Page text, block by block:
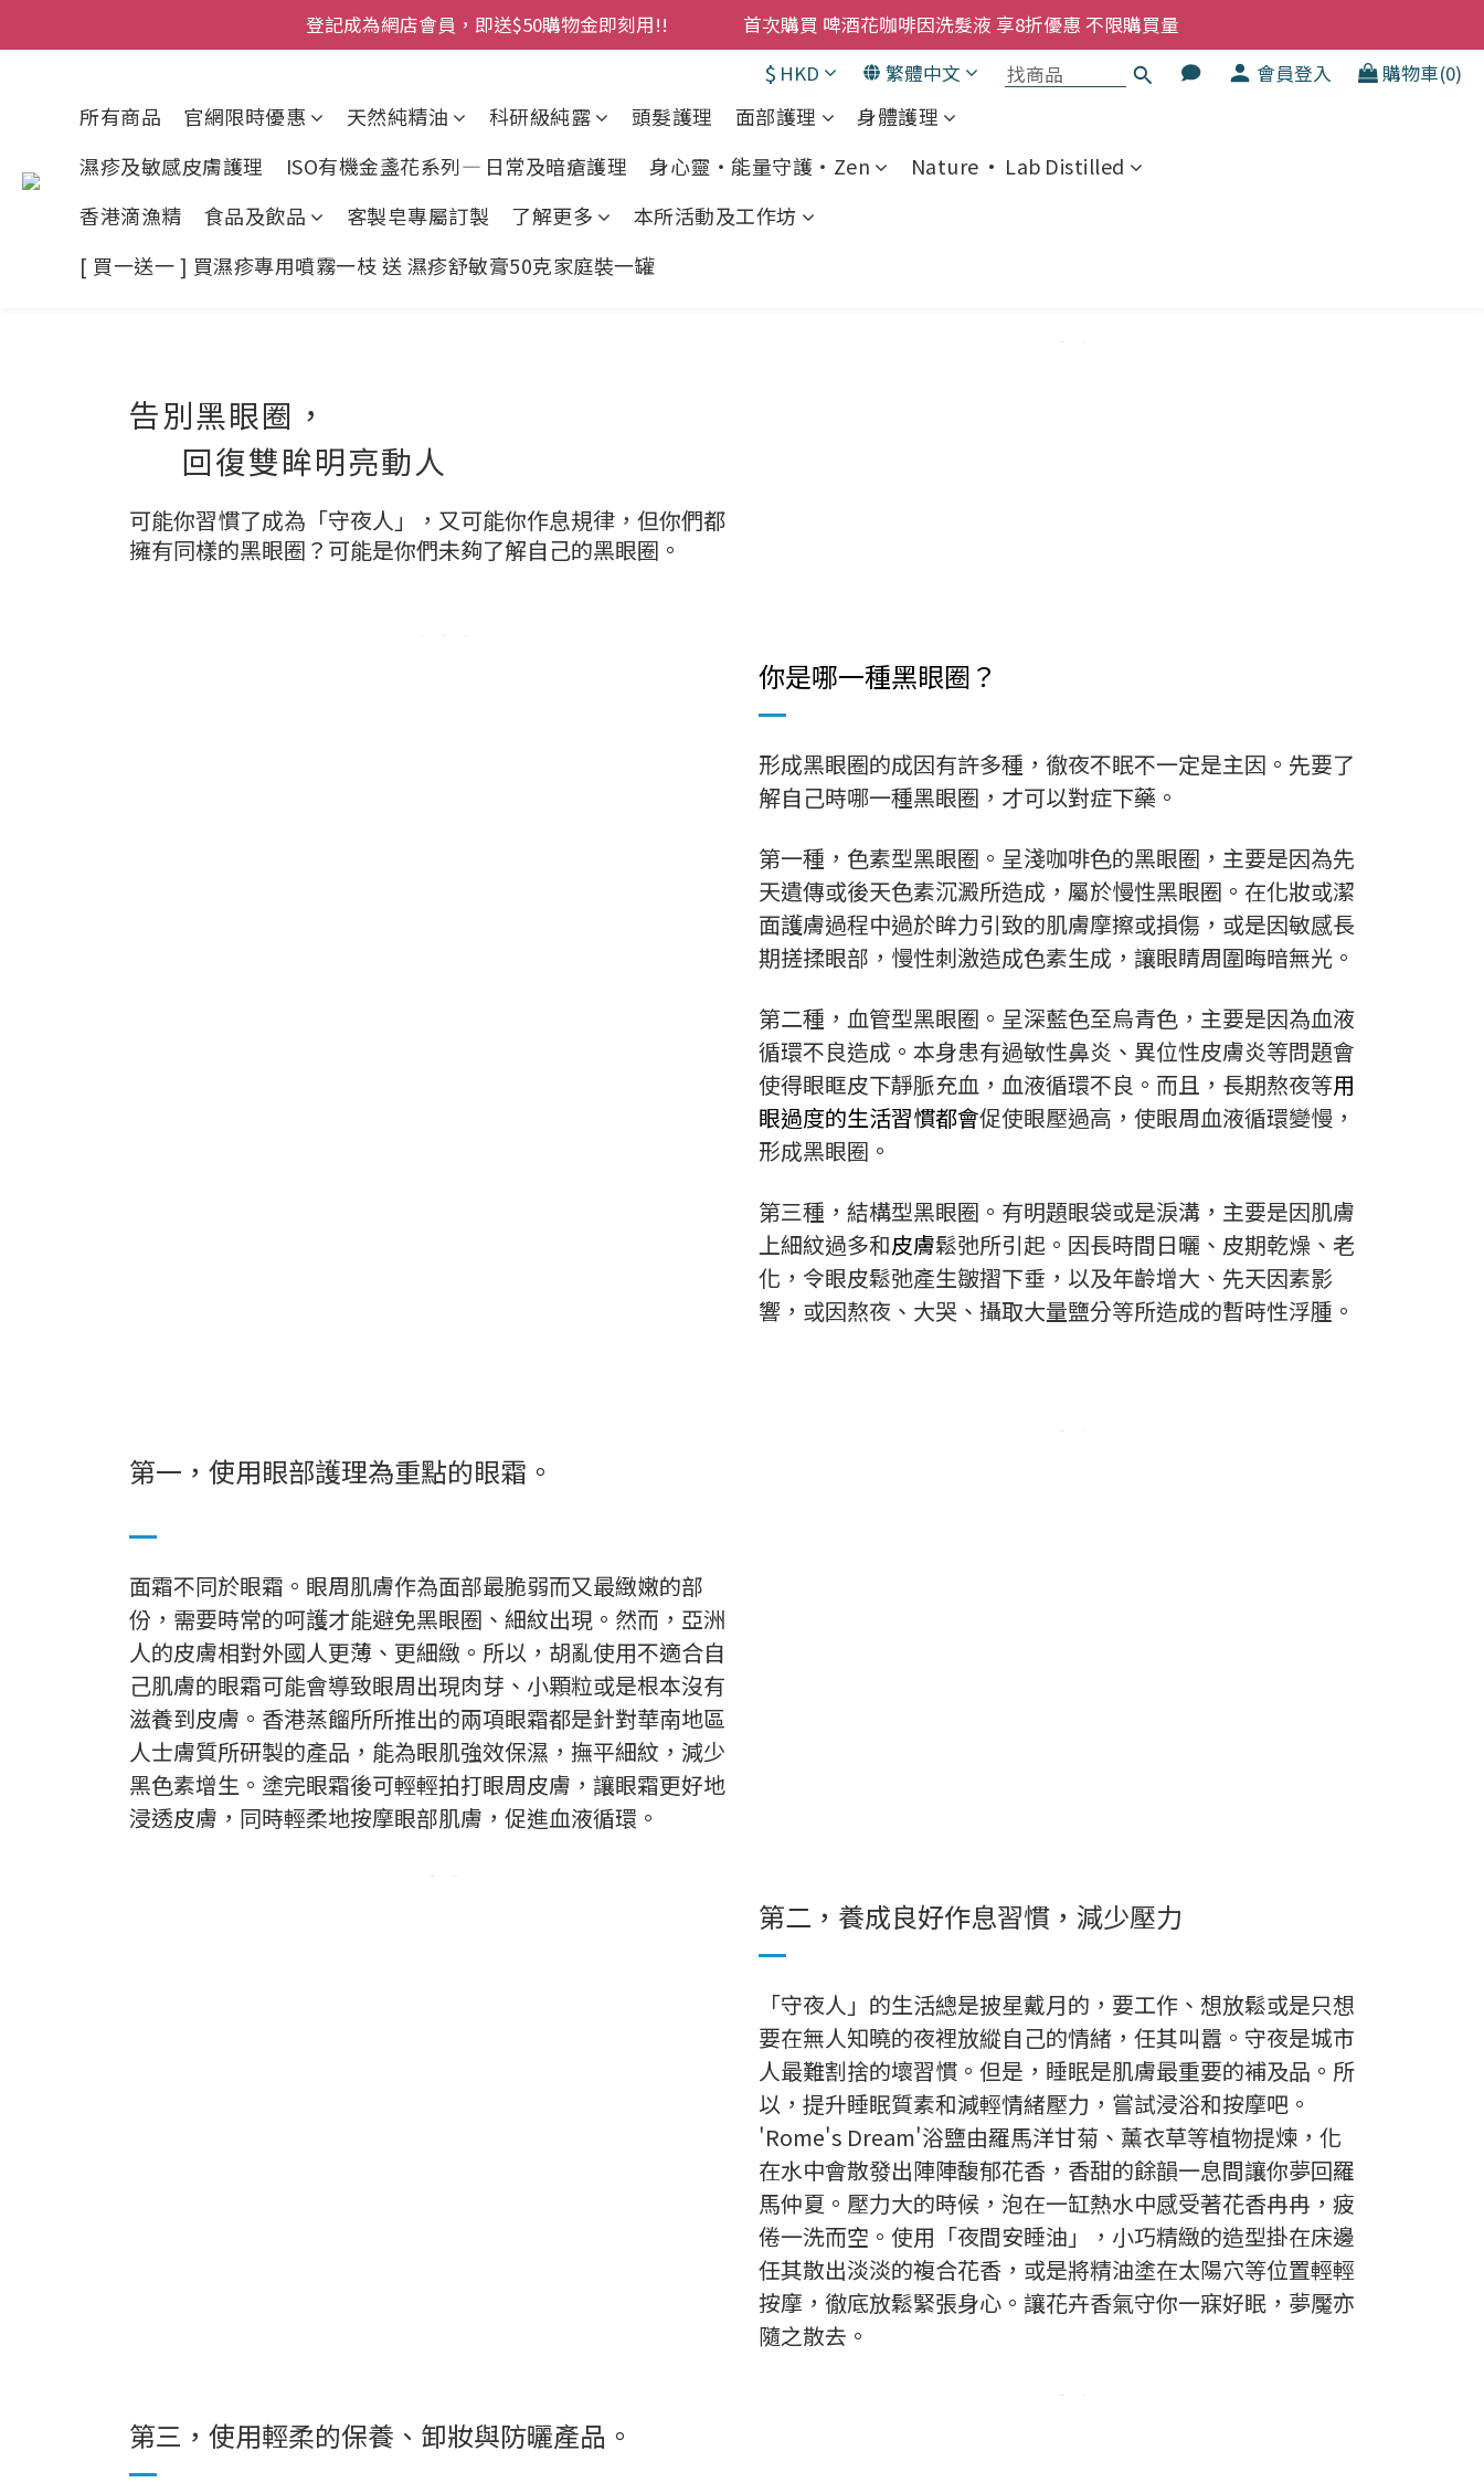
登記成為網店會員，即送$50購物金即刻用!!                 首次購買 啤酒花咖啡因洗髮液 享8折優惠 不限購買量
網店會員一年內累積消費 $4500 即刻變身 VIP 全年正價貨 85 折，幫朋友買大家一齊抵 !!
今期優惠!! 濕疹救星 濕疹專用噴霧 買一枝送一件 50克裝 濕疹舒敏膏   幼兒適用
登記成為網店會員，即送$50購物金即刻用!!                 首次購買 啤酒花咖啡因洗髮液 享8折優惠 不限購買量
$ HKD 繁體中文 會員登入 購物車(0)
所有商品 官網限時優惠 天然純精油 科研級純露 頭髮護理 面部護理
身體護理
濕疹及敏感皮膚護理
ISO有機金盞花系列— 日常及暗瘡護理 身心靈・能量守護・Zen
Nature • Lab Distilled
香港滴漁精
食品及飲品 客製皂專屬訂製 了解更多
本所活動及工作坊
[ 買一送一 ] 買濕疹專用噴霧一枝 送 濕疹舒敏膏50克家庭裝一罐
告別黑眼圈，
回復雙眸明亮動人
可能你習慣了成為「守夜人」，又可能你作息規律，但你們都
擁有同樣的黑眼圈？可能是你們未夠了解自己的黑眼圈。
你是哪一種黑眼圈？
形成黑眼圈的成因有許多種，徹夜不眠不一定是主因。先要了
解自己時哪一種黑眼圈，才可以對症下藥。
第一種，色素型黑眼圈。呈淺咖啡色的黑眼圈，主要是因為先
天遺傳或後天色素沉澱所造成，屬於慢性黑眼圈。在化妝或潔
面護膚過程中過於眸力引致的肌膚摩擦或損傷，或是因敏感長
期搓揉眼部，慢性刺激造成色素生成，讓眼睛周圍晦暗無光。
第二種，血管型黑眼圈。呈深藍色至烏青色，主要是因為血液
循環不良造成。本身患有過敏性鼻炎、異位性皮膚炎等問題會
使得眼眶皮下靜脈充血，血液循環不良。而且，長期熬夜等用
眼過度的生活習慣都會促使眼壓過高，使眼周血液循環變慢，
形成黑眼圈。
第三種，結構型黑眼圈。有明題眼袋或是淚溝，主要是因肌膚
上細紋過多和皮膚鬆弛所引起。因長時間日曬、皮期乾燥、老
化，令眼皮鬆弛產生皺摺下垂，以及年齡增大、先天因素影
響，或因熬夜、大哭、攝取大量鹽分等所造成的暫時性浮腫。
第一，使用眼部護理為重點的眼霜。
面霜不同於眼霜。眼周肌膚作為面部最脆弱而又最緻嫩的部
份，需要時常的呵護才能避免黑眼圈、細紋出現。然而，亞洲
人的皮膚相對外國人更薄、更細緻。所以，胡亂使用不適合自
己肌膚的眼霜可能會導致眼周出現肉芽、小顆粒或是根本沒有
滋養到皮膚。香港蒸餾所所推出的兩項眼霜都是針對華南地區
人士膚質所研製的產品，能為眼肌強效保濕，撫平細紋，減少
黑色素增生。塗完眼霜後可輕輕拍打眼周皮膚，讓眼霜更好地
浸透皮膚，同時輕柔地按摩眼部肌膚，促進血液循環。
第二，養成良好作息習慣，減少壓力
「守夜人」的生活總是披星戴月的，要工作、想放鬆或是只想
要在無人知曉的夜裡放縱自己的情緒，任其叫囂。守夜是城市
人最難割捨的壞習慣。但是，睡眠是肌膚最重要的補及品。所
以，提升睡眠質素和減輕情緒壓力，嘗試浸浴和按摩吧。
'Rome's Dream'浴鹽由羅馬洋甘菊、薰衣草等植物提煉，化
在水中會散發出陣陣馥郁花香，香甜的餘韻一息間讓你夢回羅
馬仲夏。壓力大的時候，泡在一缸熱水中感受著花香冉冉，疲
倦一洗而空。使用「夜間安睡油」，小巧精緻的造型掛在床邊
任其散出淡淡的複合花香，或是將精油塗在太陽穴等位置輕輕
按摩，徹底放鬆緊張身心。讓花卉香氣守你一寐好眠，夢魘亦
隨之散去。
第三，使用輕柔的保養、卸妝與防曬產品。